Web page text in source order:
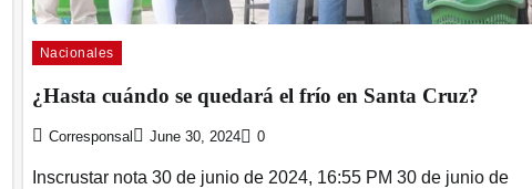
Nacionales
¿Hasta cuándo se quedará el frío en Santa Cruz?
Corresponsal June 30, 2024 0
Inscrustar nota 30 de junio de 2024, 16:55 PM 30 de junio de